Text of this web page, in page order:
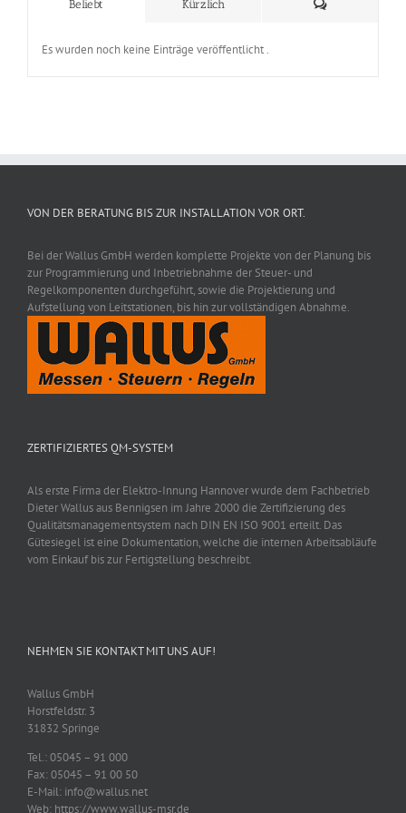
Beliebt Kürzlich Kommentare
Es wurden noch keine Einträge veröffentlicht .
VON DER BERATUNG BIS ZUR INSTALLATION VOR ORT.
Bei der Wallus GmbH werden komplette Projekte von der Planung bis
zur Programmierung und Inbetriebnahme der Steuer- und
Regelkomponenten durchgeführt, sowie die Projektierung und
Aufstellung von Leitstationen, bis hin zur vollständigen Abnahme.
ZERTIFIZIERTES QM-SYSTEM
Als erste Firma der Elektro-Innung Hannover wurde dem Fachbetrieb
Dieter Wallus aus Bennigsen im Jahre 2000 die Zertifizierung des
Qualitätsmanagementsystem nach DIN EN ISO 9001 erteilt. Das
Gütesiegel ist eine Dokumentation, welche die internen Arbeitsabläufe
vom Einkauf bis zur Fertigstellung beschreibt.
NEHMEN SIE KONTAKT MIT UNS AUF!
Wallus GmbH
Horstfeldstr. 3
31832 Springe
Tel.: 05045 – 91 000
Fax: 05045 – 91 00 50
E-Mail: info@wallus.net
Web: https://www.wallus-msr.de